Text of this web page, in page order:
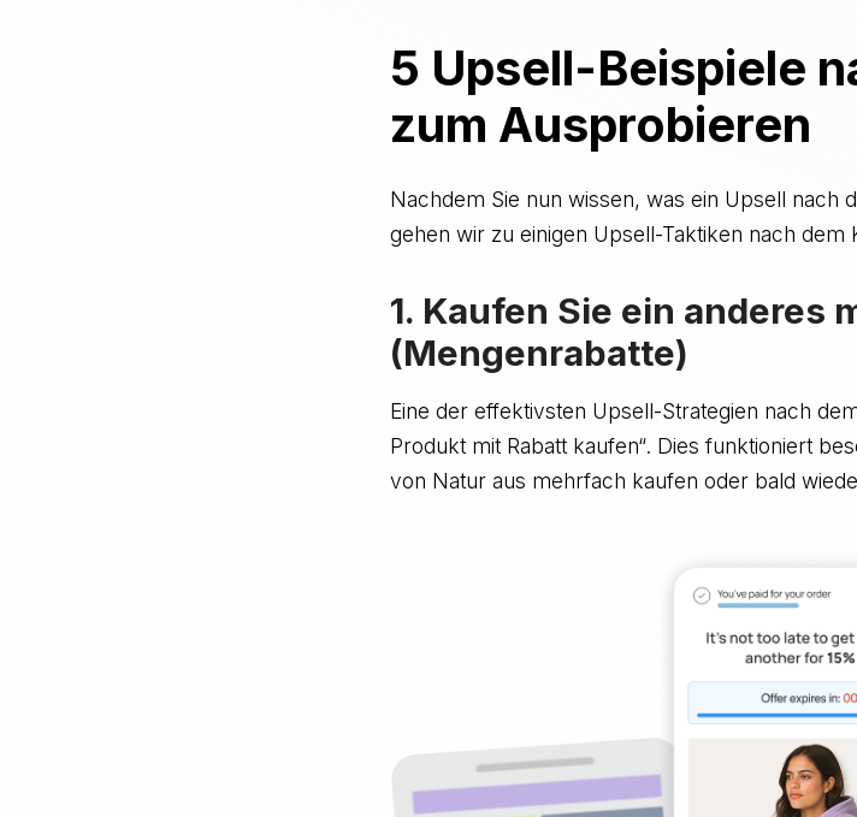
5 Upsell-Beispiele
zum Ausprobieren
Nachdem Sie nun wissen, was ein Upsell nach
gehen wir zu einigen Upsell-Taktiken nach dem
1. Kaufen Sie ein anderes
(Mengenrabatte)
Eine der effektivsten Upsell-Strategien nach
Produkt mit Rabatt kaufen“. Dies funktioniert
von Natur aus mehrfach kaufen oder bald